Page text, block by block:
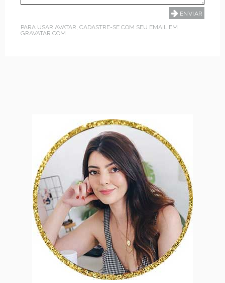
PARA USAR AVATAR, CADASTRE-SE COM SEU EMAIL EM
GRAVATAR.COM